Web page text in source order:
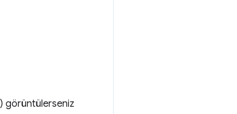
) görüntülerseniz